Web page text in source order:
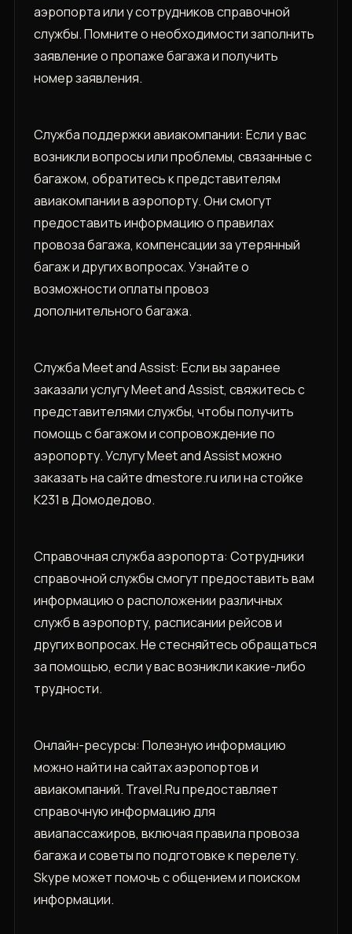
аэропорта или у сотрудников справочной
службы. Помните о необходимости заполнить
заявление о пропаже багажа и получить
номер заявления.
Служба поддержки авиакомпании: Если у вас
возникли вопросы или проблемы, связанные с
багажом, обратитесь к представителям
авиакомпании в аэропорту. Они смогут
предоставить информацию о правилах
провоза багажа, компенсации за утерянный
багаж и других вопросах. Узнайте о
возможности оплаты провоз
дополнительного багажа.
Служба Meet and Assist: Если вы заранее
заказали услугу Meet and Assist, свяжитесь с
представителями службы, чтобы получить
помощь с багажом и сопровождение по
аэропорту. Услугу Meet and Assist можно
заказать на сайте dmestore.ru или на стойке
К231 в Домодедово.
Справочная служба аэропорта: Сотрудники
справочной службы смогут предоставить вам
информацию о расположении различных
служб в аэропорту, расписании рейсов и
других вопросах. Не стесняйтесь обращаться
за помощью, если у вас возникли какие-либо
трудности.
Онлайн-ресурсы: Полезную информацию
можно найти на сайтах аэропортов и
авиакомпаний. Travel.Ru предоставляет
справочную информацию для
авиапассажиров, включая правила провоза
багажа и советы по подготовке к перелету.
Skype может помочь с общением и поиском
информации.